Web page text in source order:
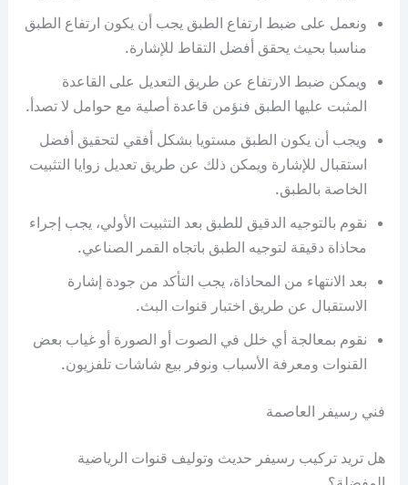
ونعمل على ضبط ارتفاع الطبق يجب أن يكون ارتفاع الطبق
مناسبا بحيث يحقق أفضل التقاط للإشارة.
ويمكن ضبط الارتفاع عن طريق التعديل على القاعدة
المثبت عليها الطبق فنؤمن قاعدة أصلية مع حوامل لا تصدأ.
ويجب أن يكون الطبق مستويا بشكل أفقي لتحقيق أفضل
استقبال للإشارة ويمكن ذلك عن طريق تعديل زوايا التثبيت
الخاصة بالطبق.
نقوم بالتوجيه الدقيق للطبق بعد التثبيت الأولي، يجب إجراء
محاذاة دقيقة لتوجيه الطبق باتجاه القمر الصناعي.
بعد الانتهاء من المحاذاة، يجب التأكد من جودة إشارة
الاستقبال عن طريق اختبار قنوات البث.
نقوم بمعالجة أي خلل في الصوت أو الصورة أو غياب بعض
القنوات ومعرفة الأسباب ونوفر بيع شاشات تلفزيون.
فني رسيفر العاصمة
هل تريد تركيب رسيفر حديث وتوليف قنوات الرياضية